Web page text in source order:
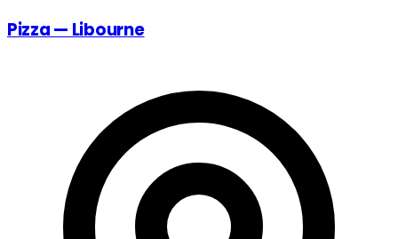
Pizza — Libourne